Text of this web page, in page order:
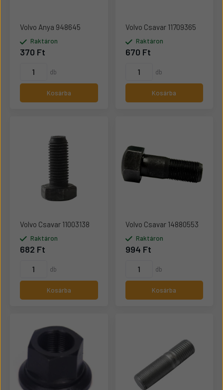
Volvo Anya 948645
Raktáron
370 Ft
db
Kosárba
Volvo Csavar 11709365
Raktáron
670 Ft
db
Kosárba
Volvo Csavar 11003138
Raktáron
682 Ft
db
Kosárba
Volvo Csavar 14880553
Raktáron
994 Ft
db
Kosárba